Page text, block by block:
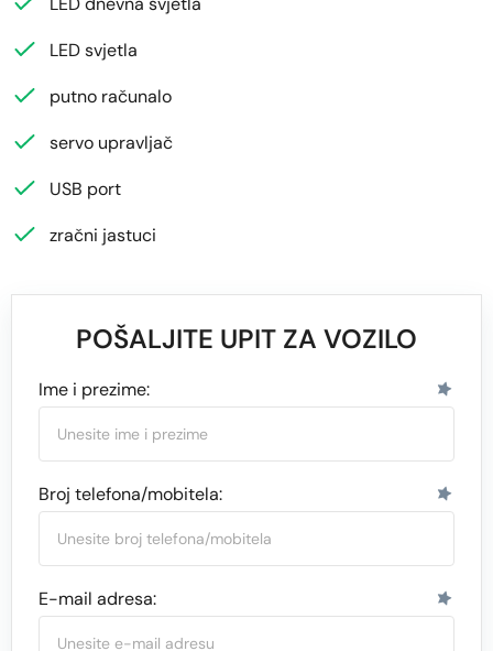
LED svjetla
putno računalo
servo upravljač
USB port
zračni jastuci
POŠALJITE UPIT ZA VOZILO
Ime i prezime:
Broj telefona/mobitela:
E-mail adresa: